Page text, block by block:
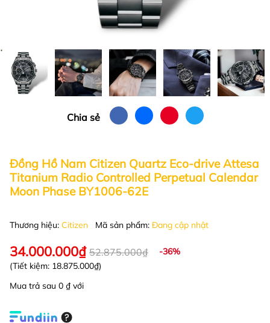
Chia sẻ
Đồng Hồ Nam Citizen Quartz Eco-drive Attesa
Titanium Radio Controlled Perpetual Calendar
Moon Phase BY1006-62E
Thương hiệu: Citizen Mã sản phẩm: Đang cập nhật
34.000.000₫ 52.875.000₫
-36%
(Tiết kiệm: 18.875.000₫)
Mua trả sau 0 ₫ với